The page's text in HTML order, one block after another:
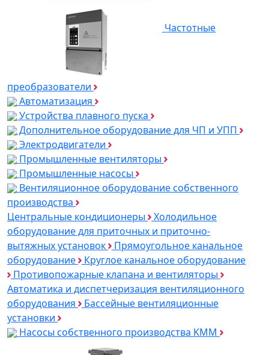
Частотные
преобразователи
Автоматизация
Устройства плавного пуска
Дополнительное оборудование для ЧП и УПП
Электродвигатели
Промышленные вентиляторы
Промышленные насосы
Вентиляционное оборудование собственного
производства
Центральные кондиционеры
Холодильное
оборудование для приточных и приточно-
вытяжных установок
Прямоугольное канальное
оборудование
Круглое канальное оборудование
Противопожарные клапана и вентиляторы
Автоматика и диспетчеризация вентиляционного
оборудования
Бассейные вентиляционные
установки
Насосы собственного производства KMM